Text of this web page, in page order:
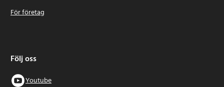
För företag
Följ oss
Youtube